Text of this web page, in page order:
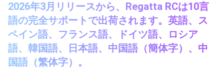
2026年3月リリースから、Regatta RCは10言
語の完全サポートで出荷されます。英語、ス
ペイン語、フランス語、ドイツ語、ロシア
語、韓国語、日本語、中国語（簡体字）、中
国語（繁体字）。